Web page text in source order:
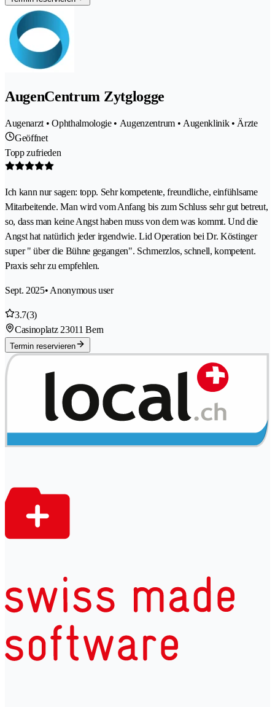
AugenCentrum Zytglogge
Augenarzt • Ophthalmologie • Augenzentrum • Augenklinik • Ärzte
Geöffnet
Topp zufrieden
Ich kann nur sagen: topp. Sehr kompetente, freundliche, einfühlsame
Mitarbeitende. Man wird vom Anfang bis zum Schluss sehr gut betreut,
so, dass man keine Angst haben muss von dem was kommt. Und die
Angst hat natürlich jeder irgendwie. Lid Operation bei Dr. Köstinger
super " über die Bühne gegangen". Schmerzlos, schnell, kompetent.
Praxis sehr zu empfehlen.
Sept. 2025• Anonymous user
3.7(3)
Casinoplatz 23011 Bern
Termin reservieren